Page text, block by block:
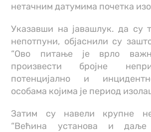
нетачним датумима почетка
Указавши на јавашлук. да су
непотпуни, објаснили су
“Oво питање је врло
произвести бројне
потенцијално и
особама којима је период
Затим су навели крупне
“Већина установа и